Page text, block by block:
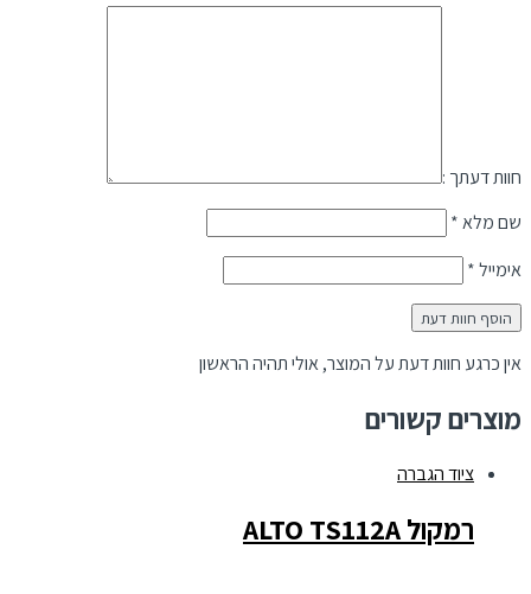
חוות דעתך :
שם מלא*
אימייל*
אין כרגע חוות דעת על המוצר, אולי תהיה הראשון
מוצרים קשורים
ציוד הגברה
רמקול ALTO TS112A